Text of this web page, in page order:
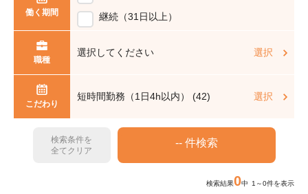
働く期間 継続（31日以上）
職種
選択してください 選択
こだわり
短時間勤務（1日4h以内） (42) 選択
検索条件を
全てクリア
検索結果0中 1～0件を表示